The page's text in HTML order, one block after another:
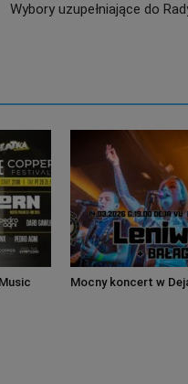
Wybory uzupełniające do
Mocny koncert w